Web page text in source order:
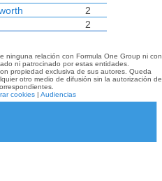
2
2
ninguna relación con Formula One Group ni con
ni patrocinado por estas entidades.
propiedad exclusiva de sus autores. Queda
otro medio de difusión sin la autorización de
cookies| Audiencias